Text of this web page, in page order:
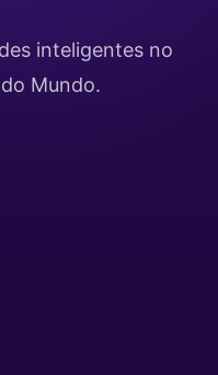
inteligentes no
Mundo.